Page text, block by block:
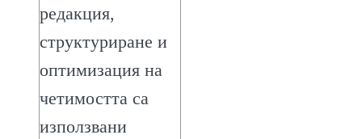
редакция,
структуриране и
оптимизация на
четимостта са
използвани